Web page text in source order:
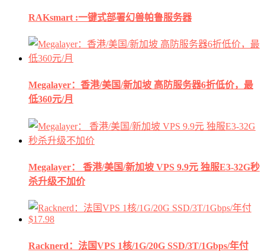
RAKsmart :一键式部署幻兽帕鲁服务器
Megalayer：香港/美国/新加坡 高防服务器6折低价，最
低360元/月
Megalayer： 香港/美国/新加坡 VPS 9.9元 独服E3-32G秒
杀升级不加价
Racknerd：法国VPS 1核/1G/20G SSD/3T/1Gbps/年付